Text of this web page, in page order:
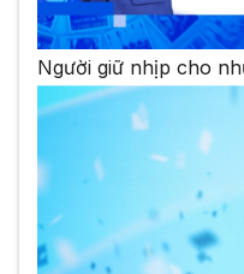
Người giữ nhịp cho